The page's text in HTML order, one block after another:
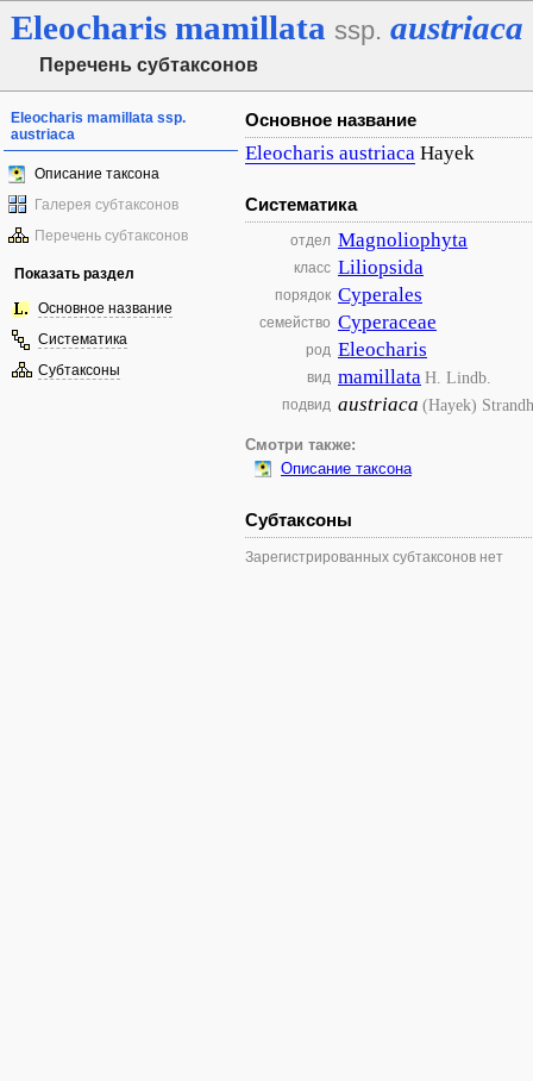
Eleocharis mamillata ssp. austriaca
Перечень субтаксонов
Eleocharis mamillata ssp.
austriaca
Описание таксона
Галерея субтаксонов
Перечень субтаксонов
Показать раздел
Основное название
Систематика
Субтаксоны
Основное название
Eleocharis austriaca Hayek
Систематика
отдел Magnoliophyta
класс Liliopsida
порядок Cyperales
семейство Cyperaceae
род Eleocharis
вид mamillataH. Lindb.
подвид austriaca (Hayek)
Смотри также:
Описание таксона
Субтаксоны
Зарегистрированных субтаксонов нет